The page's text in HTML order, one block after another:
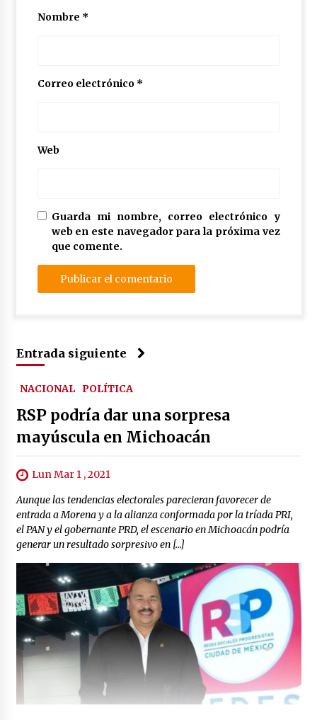
Nombre *
Correo electrónico *
Web
Guarda mi nombre, correo electrónico y
web en este navegador para la próxima vez
que comente.
Entrada siguiente
NACIONAL POLÍTICA
RSP podría dar una sorpresa
mayúscula en Michoacán
Lun Mar 1 , 2021
Aunque las tendencias electorales parecieran favorecer de
entrada a Morena y a la alianza conformada por la tríada PRI,
el PAN y el gobernante PRD, el escenario en Michoacán podría
generar un resultado sorpresivo en […]